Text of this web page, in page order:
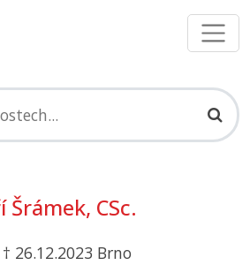
CSc.
26.12.2023 Brno